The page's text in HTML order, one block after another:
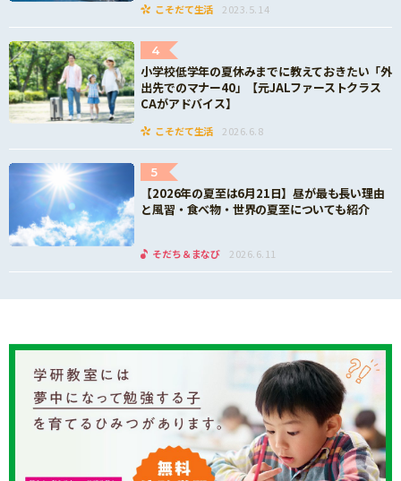
こそだて生活 2023.5.14
4
小学校低学年の夏休みまでに教えておきたい「外
出先でのマナー40」【元JALファーストクラス
CAがアドバイス】
こそだて生活 2026.6.8
5
【2026年の夏至は6月21日】昼が最も長い理由
と風習・食べ物・世界の夏至についても紹介
そだち＆まなび 2026.6.11